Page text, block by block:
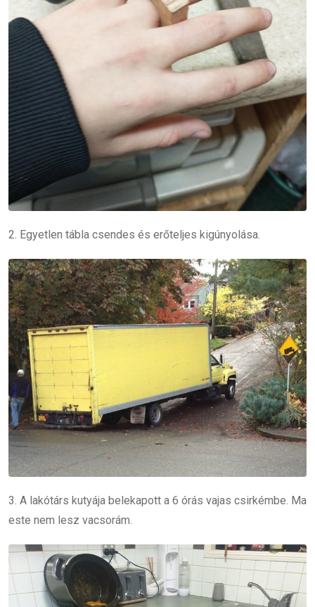
2. Egyetlen tábla csendes és erőteljes kigúnyolása.
3. A lakótárs kutyája belekapott a 6 órás vajas csirkémbe. Ma
este nem lesz vacsorám.